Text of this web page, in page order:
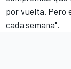
por vuelta. Pero
cada semana".